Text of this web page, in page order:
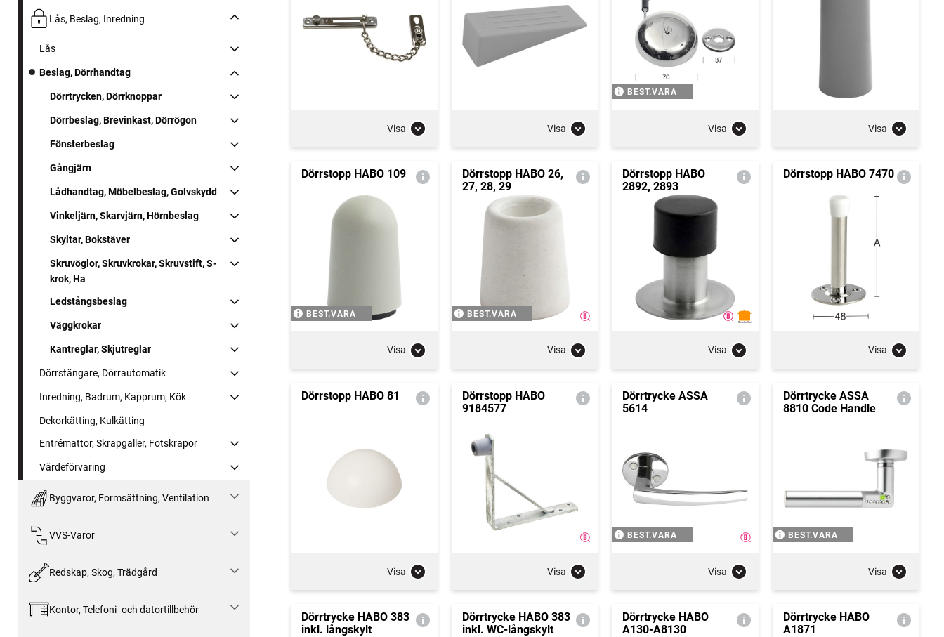
Lås, Beslag, Inredning
Lås
Beslag, Dörrhandtag
Dörrtrycken, Dörrknoppar
Dörrbeslag, Brevinkast, Dörrögon
Fönsterbeslag
Gångjärn
Lådhandtag, Möbelbeslag, Golvskydd
Vinkeljärn, Skarvjärn, Hörnbeslag
Skyltar, Bokstäver
Skruvöglor, Skruvkrokar, Skruvstift, S-
krok, Ha
Ledstångsbeslag
Väggkrokar
Kantreglar, Skjutreglar
Dörrstängare, Dörrautomatik
Inredning, Badrum, Kapprum, Kök
Dekorkätting, Kulkätting
Entrémattor, Skrapgaller, Fotskrapor
Värdeförvaring
Byggvaror, Formsättning, Ventilation
VVS-Varor
Redskap, Skog, Trädgård
Kontor, Telefoni- och datortillbehör
Visa Visa
BEST.VARA
Visa Visa
Dörrstopp HABO 109
BEST.VARA
Visa
Dörrstopp HABO 26,
27, 28, 29
BEST.VARA
Visa
Dörrstopp HABO
2892, 2893
Visa
Dörrstopp HABO 7470
Visa
Dörrstopp HABO 81
Visa
Dörrstopp HABO
9184577
Visa
Dörrtrycke ASSA
5614
BEST.VARA
Visa
Dörrtrycke ASSA
8810 Code Handle
BEST.VARA
Visa
Dörrtrycke HABO 383
inkl. långskylt
Dörrtrycke HABO 383
inkl. WC-långskylt
Dörrtrycke HABO
A130-A8130
Dörrtrycke HABO
A1871